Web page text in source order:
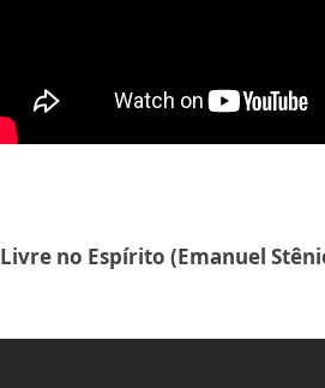
Livre no Espírito (Emanuel